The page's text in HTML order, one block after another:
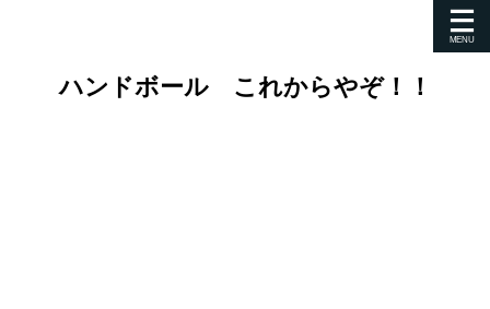
ハンドボール これからやぞ！！